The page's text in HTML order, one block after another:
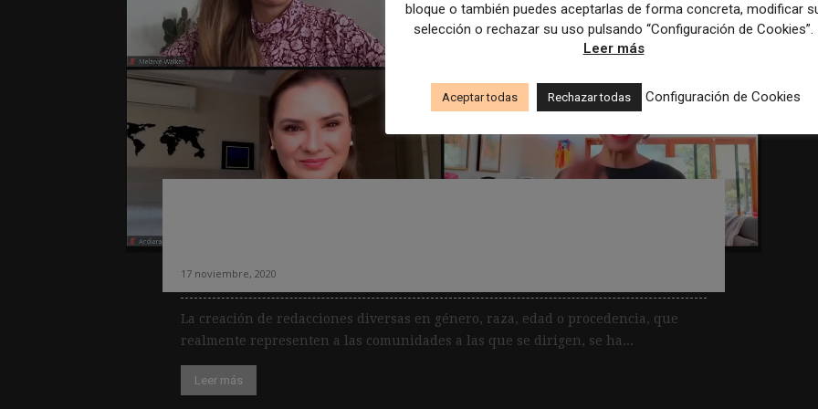
17 noviembre, 2020
La creación de redacciones diversas en género, raza, edad o procedencia, que
realmente representen a las comunidades a las que se dirigen, se ha...
Leer más
bloque o también puedes aceptarlas de forma concreta, modificar
selección o rechazar su uso pulsando “Configuración de Cookies”.
Leer más
Aceptar todas Rechazar todas Configuración de Cookies